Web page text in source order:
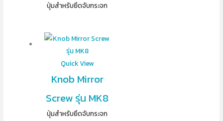
ปุ่มสำหรับยึดจับกระจก
Quick View
Knob Mirror
Screw รุ่น MK8
ปุ่มสำหรับยึดจับกระจก